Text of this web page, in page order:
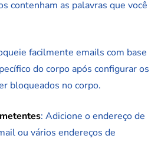
contenham as palavras que você
facilmente emails com base
do corpo após configurar os
bloqueados no corpo.
: Adicione o endereço de
ou vários endereços de